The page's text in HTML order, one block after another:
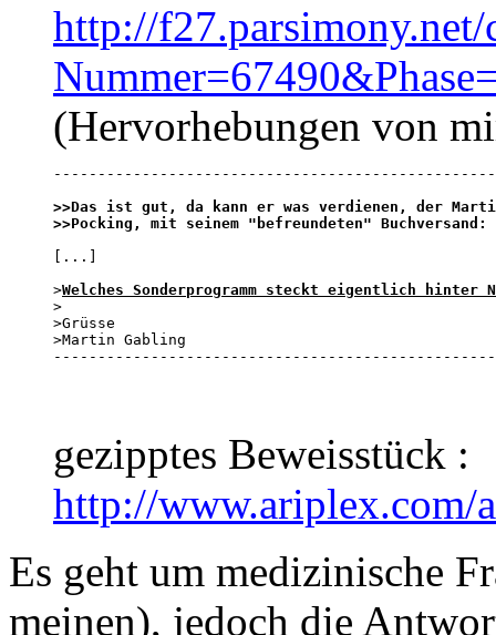
http://
(Hervorhebungen von
>>Das ist gut, da kann er was verdienen, der
>>Pocking, mit seinem "befreundeten" Buchversand:
[...]
>Welches Sonderprogramm steckt eigentlich hinter
>
>Grüsse
>Martin Gabling
gezipptes Beweisstück :
http://www.ariplex.com/
Es geht um medizinische
meinen), jedoch die